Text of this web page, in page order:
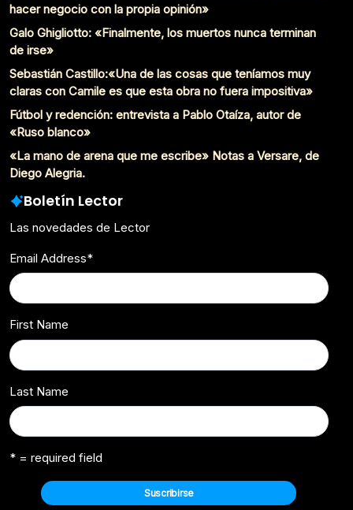
hacer negocio con la propia opinión»
Galo Ghigliotto: «Finalmente, los muertos nunca terminan
de irse»
Sebastián Castillo:«Una de las cosas que teníamos muy
claras con Camile es que esta obra no fuera impositiva»
Fútbol y redención: entrevista a Pablo Otaíza, autor de
«Ruso blanco»
«La mano de arena que me escribe» Notas a Versare, de
Diego Alegria.
Boletín Lector
Las novedades de Lector
Email Address*
First Name
Last Name
* = required field